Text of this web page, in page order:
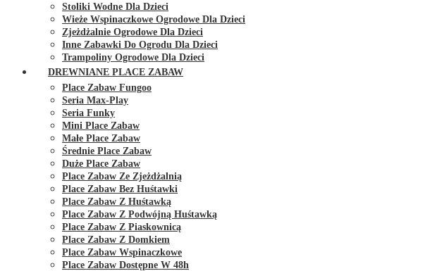
Stoliki Wodne Dla Dzieci
Wieże Wspinaczkowe Ogrodowe Dla Dzieci
Zjeżdżalnie Ogrodowe Dla Dzieci
Inne Zabawki Do Ogrodu Dla Dzieci
Trampoliny Ogrodowe Dla Dzieci
DREWNIANE PLACE ZABAW
Place Zabaw Fungoo
Seria Max-Play
Seria Funky
Mini Place Zabaw
Małe Place Zabaw
Średnie Place Zabaw
Duże Place Zabaw
Place Zabaw Ze Zjeżdżalnią
Place Zabaw Bez Huśtawki
Place Zabaw Z Huśtawką
Place Zabaw Z Podwójną Huśtawką
Place Zabaw Z Piaskownicą
Place Zabaw Z Domkiem
Place Zabaw Wspinaczkowe
Place Zabaw Dostępne W 48h